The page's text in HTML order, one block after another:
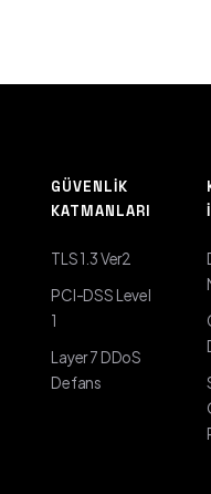
GÜVENLIK
KATMANLARI
TLS 1.3 Ver2
PCI-DSS Level
1
Layer 7 DDoS
Defans